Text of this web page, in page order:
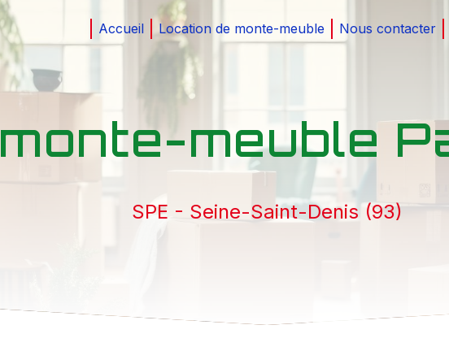
Accueil Location de monte-meuble Nous contacter
monte-meuble
SPE - Seine-Saint-Denis (93)